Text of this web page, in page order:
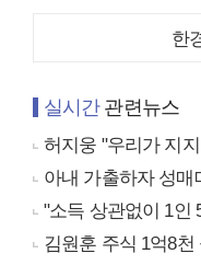
한
실시간관련뉴스
허지웅 "우리가 지지
아내 가출하자 성매
"소득 상관없이 1인
김원훈 주식 1억8